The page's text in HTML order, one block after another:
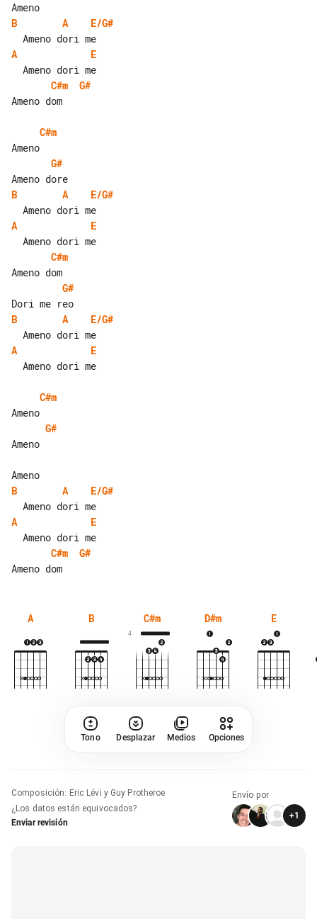
B
A
E/G#
A
E
C#m
G#
Ameno dom
C#m
G#
B
A
E/G#
A
E
C#m
G#
B
A
E/G#
A
E
C#m
G#
Ameno
B
A
E/G#
A
E
C#m
G#
A B C#m
4
D#m E
Tono Desplazar Medios Opciones
Composición: Eric Lévi y Guy Protheroe
¿Los datos están equivocados?
Enviar revisión
Envío por
+1